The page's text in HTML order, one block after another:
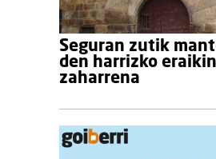
Seguran zutik
den harrizko eraikin
zaharrena